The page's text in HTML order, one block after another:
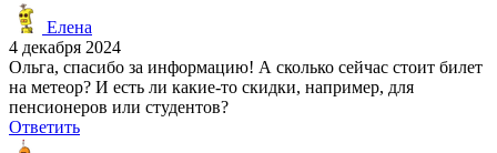
Елена
4 декабря 2024
Ольга, спасибо за информацию! А сколько сейчас стоит билет
на метеор? И есть ли какие-то скидки, например, для
пенсионеров или студентов?
Ответить